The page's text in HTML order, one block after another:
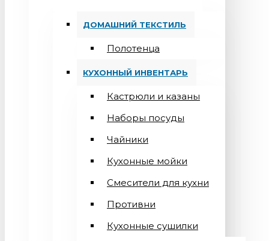
ДОМАШНИЙ ТЕКСТИЛЬ
Полотенца
КУХОННЫЙ ИНВЕНТАРЬ
Кастрюли и казаны
Наборы посуды
Чайники
Кухонные мойки
Смесители для кухни
Противни
Кухонные сушилки